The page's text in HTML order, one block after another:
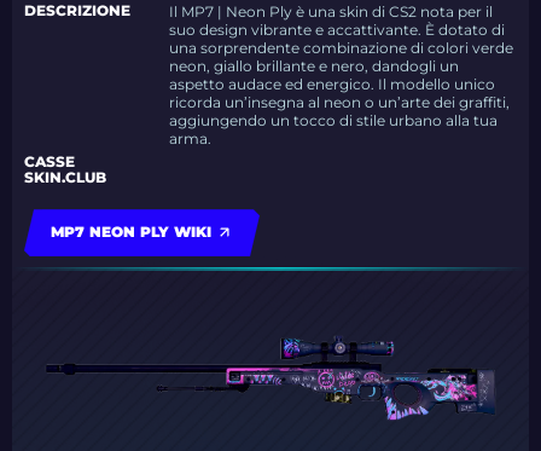
DESCRIZIONE
Il MP7 | Neon Ply è una skin di CS2 nota per il
suo design vibrante e accattivante. È dotato di
una sorprendente combinazione di colori verde
neon, giallo brillante e nero, dandogli un
aspetto audace ed energico. Il modello unico
ricorda un’insegna al neon o un’arte dei graffiti,
aggiungendo un tocco di stile urbano alla tua
arma.
CASSE
SKIN.CLUB
MP7 NEON PLY WIKI